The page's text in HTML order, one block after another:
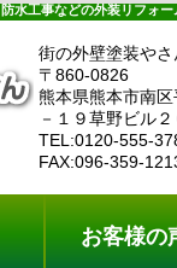
水工事などの外装リフォー
街の外壁塗装や
〒860-0826
熊本県熊本市南
－１９草野ビル２
TEL:0120-555-
FAX:096-359-
お客様の